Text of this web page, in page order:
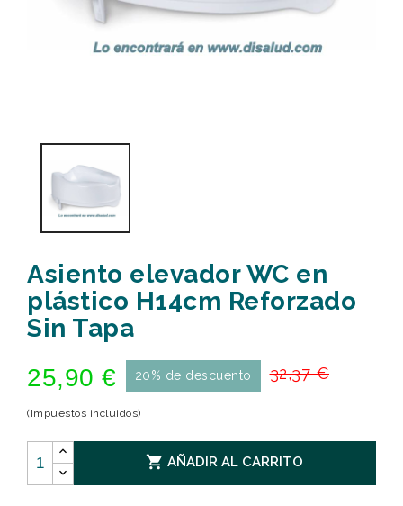
Asiento elevador WC en
plástico H14cm Reforzado
Sin Tapa
25,90 € 20% de descuento 32,37 €
(Impuestos incluidos)
 AÑADIR AL CARRITO